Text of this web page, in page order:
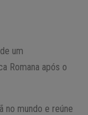
um
Romana após o
no mundo e reúne